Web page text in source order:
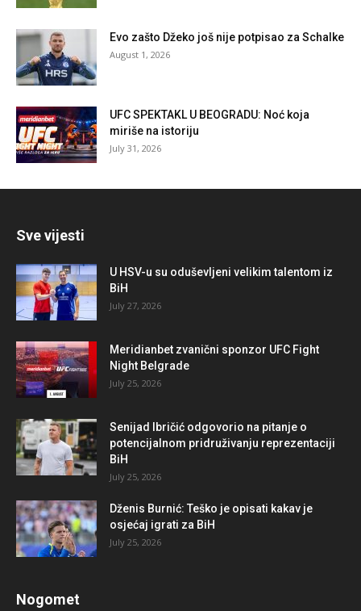
Evo zašto Džeko još nije potpisao za Schalke
August 1, 2026
UFC SPEKTAKL U BEOGRADU: Noć koja
miriše na istoriju
July 31, 2026
Sve vijesti
U HSV-u su oduševljeni velikim talentom iz
BiH
July 27, 2026
Meridianbet zvanični sponzor UFC Fight
Night Belgrade
July 25, 2026
Senijad Ibričić odgovorio na pitanje o
potencijalnom pridruživanju reprezentaciji
BiH
July 25, 2026
Dženis Burnić: Teško je opisati kakav je
osjećaj igrati za BiH
July 25, 2026
Nogomet